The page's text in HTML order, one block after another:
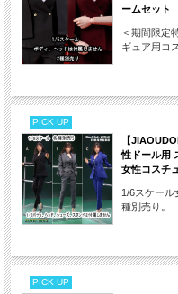
ームセット
＜期間限定
ギュア用コ
PICK UP
【
性ドール用
女性コスチ
1/6スケール
種別売り。
PICK UP